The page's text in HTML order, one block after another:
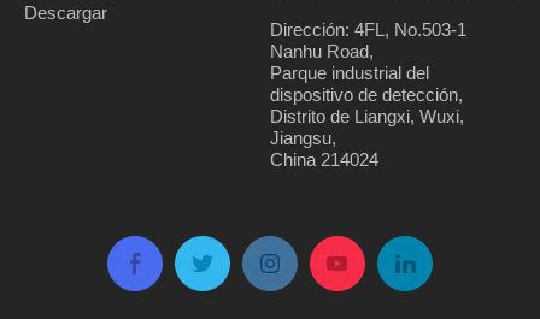
Descargar
Dirección: 4FL, No.503-1
Nanhu Road,
Parque industrial del
dispositivo de detección,
Distrito de Liangxi, Wuxi,
Jiangsu,
China 214024